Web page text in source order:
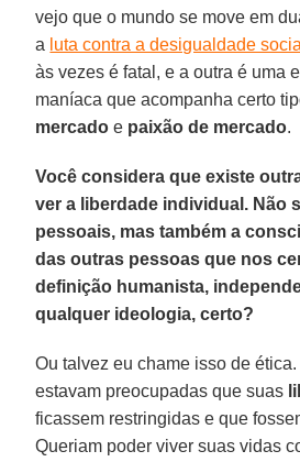
vejo que o mundo se move em
a luta contra a desigualdade
às vezes é fatal, e a outra é uma
maníaca que acompanha certo
mercado e paixão de mercado.
Você considera que existe
ver a liberdade individual. Não
pessoais, mas também a
das outras pessoas que nos
definição humanista,
qualquer ideologia, certo?
Ou talvez eu chame isso de
estavam preocupadas que suas
ficassem restringidas e que
Queriam poder viver suas vidas